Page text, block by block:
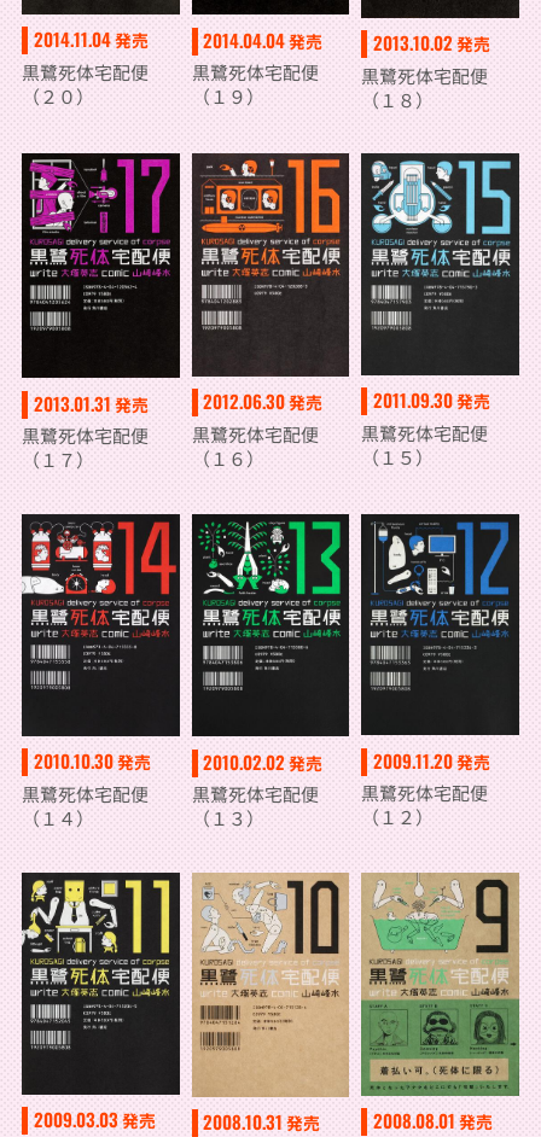
2014.11.04発売
黒鷺死体宅配便
（２０）
2014.04.04発売
黒鷺死体宅配便
（１９）
2013.10.02 発売
黒鷺死体宅配便
（１８）
2013.01.31 発売
黒鷺死体宅配便
（１７）
2012.06.30発売
黒鷺死体宅配便
（１６）
2011.09.30発売
黒鷺死体宅配便
（１５）
2010.10.30発売
黒鷺死体宅配便
（１４）
2010.02.02発売
黒鷺死体宅配便
（１３）
2009.11.20発売
黒鷺死体宅配便
（１２）
2009.03.03 発売 2008.10.31 発売 2008.08.01 発売